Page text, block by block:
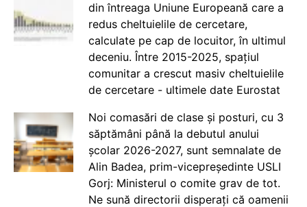
din întreaga Uniune Europeană care a
redus cheltuielile de cercetare,
calculate pe cap de locuitor, în ultimul
deceniu. Între 2015-2025, spațiul
comunitar a crescut masiv cheltuielile
de cercetare - ultimele date Eurostat
Noi comasări de clase și posturi, cu 3
săptămâni până la debutul anului
școlar 2026-2027, sunt semnalate de
Alin Badea, prim-vicepreședinte USLI
Gorj: Ministerul o comite grav de tot.
Ne sună directorii disperați că oamenii